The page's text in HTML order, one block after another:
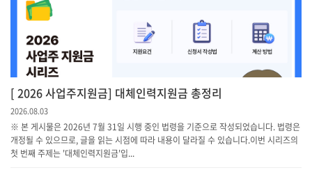
[ 2026 사업주지원금] 대체인력지원금 총정리
2026.08.03
※ 본 게시물은 2026년 7월 31일 시행 중인 법령을 기준으로 작성되었습니다. 법령은
개정될 수 있으므로, 글을 읽는 시점에 따라 내용이 달라질 수 있습니다.이번 시리즈의
첫 번째 주제는 '대체인력지원금'입...